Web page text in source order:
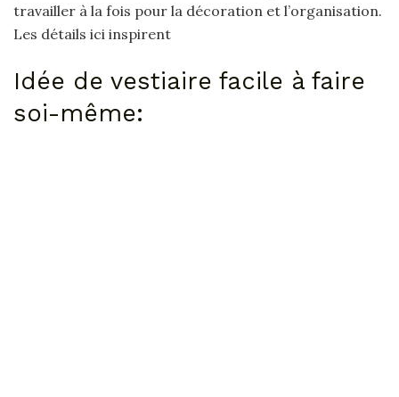
travailler à la fois pour la décoration et l’organisation.
Les détails ici inspirent
Idée de vestiaire facile à faire
soi-même: